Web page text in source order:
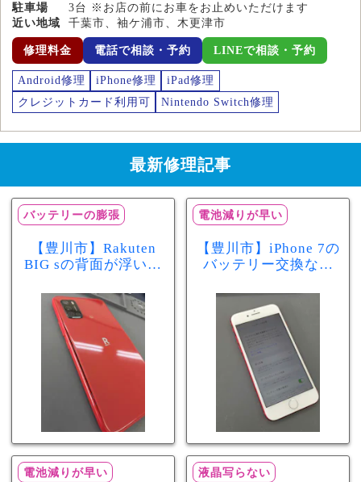
駐車場
3台 ※お店の前にお車をお止めいただけます
近い地域
千葉市、袖ケ浦市、木更津市
修理料金 電話で相談・予約 LINEで相談・予約
Android修理 iPhone修理
iPad修理
クレジットカード利用可
Nintendo Switch修理
最新修理記事
バッテリーの膨張
【豊川市】Rakuten
BIG sの背面が浮いて
リー膨張のサインか
もしれません！バッ
テリー交換修理事例
電池減りが早い
【豊川市】iPhone 7の
バッテリー交換なら
最大容量70％で電池
の減りが早い症状も
当日60分で改善
電池減りが早い 液晶写らない